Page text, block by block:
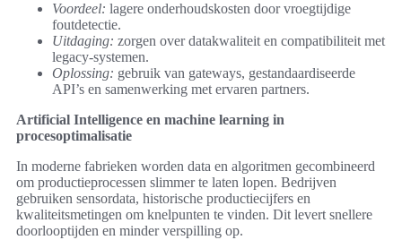
Voordeel: lagere onderhoudskosten door vroegtijdige
foutdetectie.
Uitdaging: zorgen over datakwaliteit en compatibiliteit met
legacy-systemen.
Oplossing: gebruik van gateways, gestandaardiseerde
API’s en samenwerking met ervaren partners.
Artificial Intelligence en machine learning in
procesoptimalisatie
In moderne fabrieken worden data en algoritmen gecombineerd
om productieprocessen slimmer te laten lopen. Bedrijven
gebruiken sensordata, historische productiecijfers en
kwaliteitsmetingen om knelpunten te vinden. Dit levert snellere
doorlooptijden en minder verspilling op.